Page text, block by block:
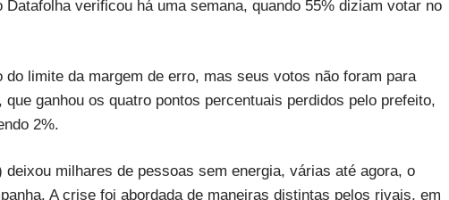
verificou há uma semana, quando 55% diziam votar no
limite da margem de erro, mas seus votos não foram para
ganhou os quatro pontos percentuais perdidos pelo prefeito,
2%.
milhares de pessoas sem energia, várias até agora, o
A crise foi abordada de maneiras distintas pelos rivais, em